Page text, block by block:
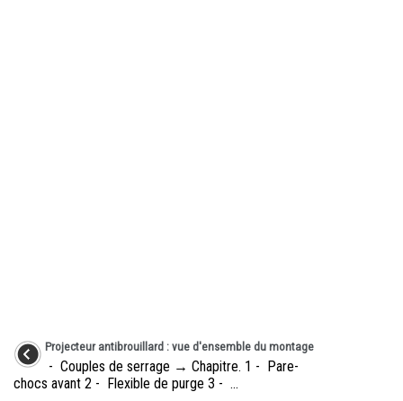
Projecteur antibrouillard : vue d'ensemble du montage
- Couples de serrage → Chapitre. 1 - Pare-
chocs avant 2 - Flexible de purge 3 - ...